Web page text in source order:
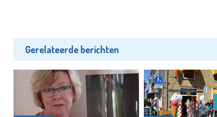
Gerelateerde berichten